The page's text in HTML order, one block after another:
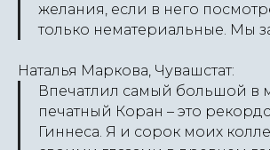
желания, если в него
только нематериальные. Мы
Наталья Маркова, Чувашстат:
Впечатлил самый большой в
печатный Коран – это
Гиннеса. Я и сорок моих